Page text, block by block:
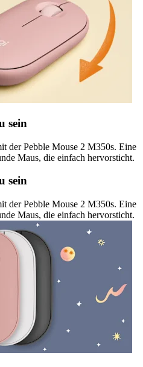
sein
der Pebble Mouse 2 M350s. Eine
Maus, die einfach hervorsticht.
sein
der Pebble Mouse 2 M350s. Eine
Maus, die einfach hervorsticht.